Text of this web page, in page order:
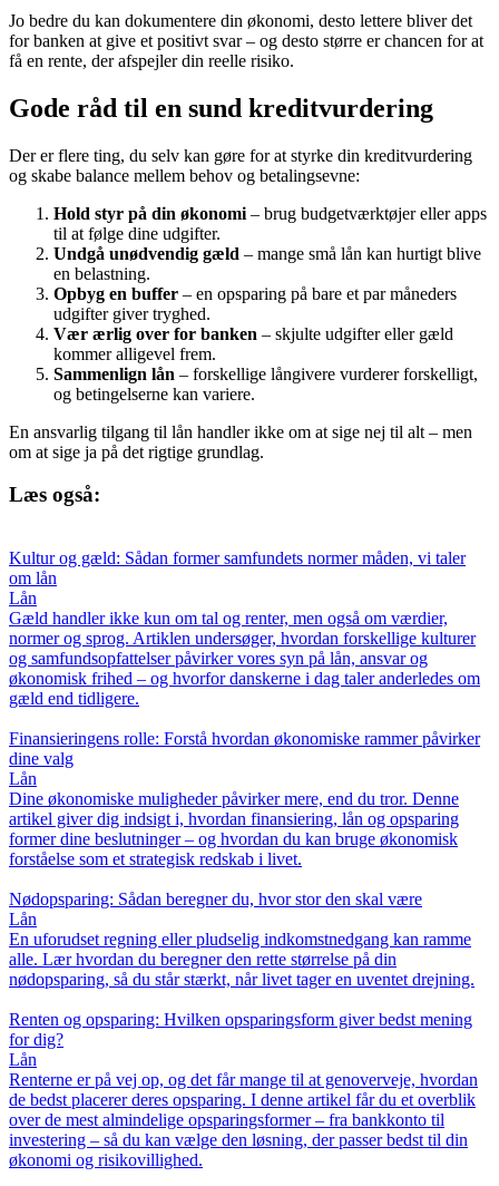
Jo bedre du kan dokumentere din økonomi, desto lettere bliver det
for banken at give et positivt svar – og desto større er chancen for at
få en rente, der afspejler din reelle risiko.
Gode råd til en sund kreditvurdering
Der er flere ting, du selv kan gøre for at styrke din kreditvurdering
og skabe balance mellem behov og betalingsevne:
Hold styr på din økonomi – brug budgetværktøjer eller apps
til at følge dine udgifter.
Undgå unødvendig gæld – mange små lån kan hurtigt blive
en belastning.
Opbyg en buffer – en opsparing på bare et par måneders
udgifter giver tryghed.
Vær ærlig over for banken – skjulte udgifter eller gæld
kommer alligevel frem.
Sammenlign lån – forskellige långivere vurderer forskelligt,
og betingelserne kan variere.
En ansvarlig tilgang til lån handler ikke om at sige nej til alt – men
om at sige ja på det rigtige grundlag.
Læs også:
Kultur og gæld: Sådan former samfundets normer måden, vi taler
om lån
Lån
Gæld handler ikke kun om tal og renter, men også om værdier,
normer og sprog. Artiklen undersøger, hvordan forskellige kulturer
og samfundsopfattelser påvirker vores syn på lån, ansvar og
økonomisk frihed – og hvorfor danskerne i dag taler anderledes om
gæld end tidligere.
Finansieringens rolle: Forstå hvordan økonomiske rammer påvirker
dine valg
Lån
Dine økonomiske muligheder påvirker mere, end du tror. Denne
artikel giver dig indsigt i, hvordan finansiering, lån og opsparing
former dine beslutninger – og hvordan du kan bruge økonomisk
forståelse som et strategisk redskab i livet.
Nødopsparing: Sådan beregner du, hvor stor den skal være
Lån
En uforudset regning eller pludselig indkomstnedgang kan ramme
alle. Lær hvordan du beregner den rette størrelse på din
nødopsparing, så du står stærkt, når livet tager en uventet drejning.
Renten og opsparing: Hvilken opsparingsform giver bedst mening
for dig?
Lån
Renterne er på vej op, og det får mange til at genoverveje, hvordan
de bedst placerer deres opsparing. I denne artikel får du et overblik
over de mest almindelige opsparingsformer – fra bankkonto til
investering – så du kan vælge den løsning, der passer bedst til din
økonomi og risikovillighed.